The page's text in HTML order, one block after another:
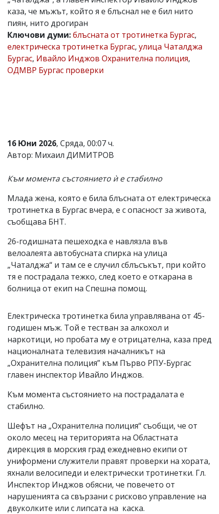
Коментарите
статиите
се
въвеждат
от
читателите
и
откриете
обиден
за
коментар,
сигнализирайте
каза, че мъжът, който я е блъснал не е бил нито
пиян, нито дрогиран
Ключови думи:блъсната от тротинетка Бургас,
електрическа тротинетка Бургас, улица Чаталджа
Бургас, Ивайло Инджов Охранителна полиция,
ОДМВР Бургас проверки
16 Юни 2026, Сряда, 00:07 ч.
Автор: Михаил ДИМИТРОВ
Към момента състоянието ѝ е стабилно
Млада жена, която е била блъсната от електрическа
тротинетка в Бургас вчера, е с опасност за живота,
съобщава БНТ.
26-годишната пешеходка е навлязла във
велоалеята автобусната спирка на улица
„Чаталджа“ и там се е случил сблъсъкът, при който
тя е пострадала тежко, след което е откарана в
болница от екип на Спешна помощ.
Електрическа тротинетка била управлявана от 45-
годишен мъж. Той е тестван за алкохол и
наркотици, но пробата му е отрицателна, каза пред
националната телевизия началникът на
„Охранителна полиция” към Първо РПУ-Бургас
главен инспектор Ивайло Инджов.
Към момента състоянието на пострадалата е
стабилно.
Шефът на „Охранителна полиция“ съобщи, че от
около месец на територията на Областната
дирекция в морския град ежедневно екипи от
униформени служители правят проверки на хората,
яхнали велосипеди и електрически тротинетки. Гл.
Инспектор Инджов обясни, че повечето от
нарушенията са свързани с рисково управление на
двуколките или с липсата на каска.